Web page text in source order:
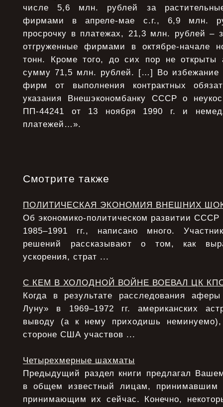
числе 5,6 млн. рублей за
фирмами в апреле-мае с.г., 6,9 млн.
просрочку в платежах, 21,3 млн. рублей –
отгруженные фирмами в октябре-начале
тонн. Кроме того, до сих пор не открыты
сумму 71,5 млн. рублей. […] Во избежание
фирм от выполнения контрактных
указания Внешэкономбанку СССР о
ПП-44241 от 13 ноября 1990 г. и
платежей…».
Смотрите также
ПОЛИТИЧЕСКАЯ ЭКОНОМИЯ ВНЕШНИХ
Об экономико-политическом развитии СССР
1985–1991 гг., написано много.
решений рассказывают о том, как
ускорения, страт ...
С КЕМ В ХОЛОДНОЙ ВОЙНЕ ВОЕВАЛ ЦК
Когда в результате расследования
Луну» в 1969–1972 гг. американских
выводу (а к нему приходишь
стороне США участвов ...
Четырехмерные шахматы
Предыдущий раздел книги предлагал
в общем известный лицам,
принимающим их сейчас. Конечно,